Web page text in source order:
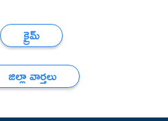
క్రైమ్
జిల్లా వార్తలు